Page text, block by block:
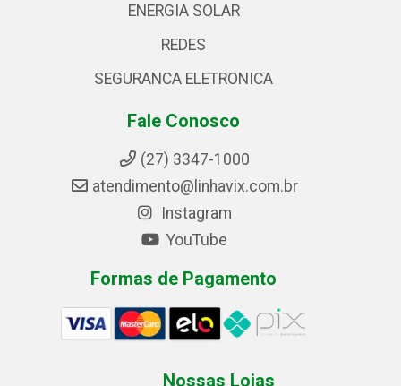
ENERGIA SOLAR
REDES
SEGURANCA ELETRONICA
Fale Conosco
(27) 3347-1000
atendimento@linhavix.com.br
Instagram
YouTube
Formas de Pagamento
Nossas Lojas